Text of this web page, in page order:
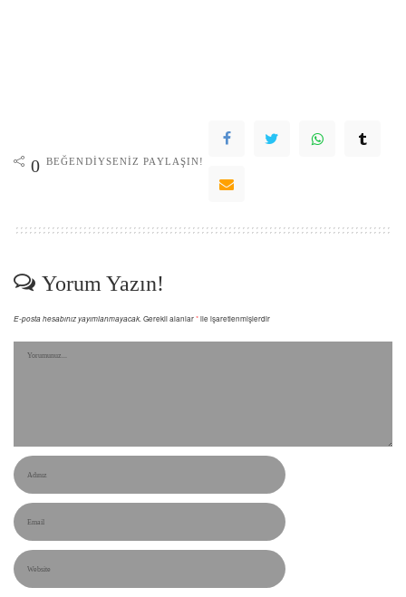
0 BEĞENDIYSENIZ PAYLAŞIN!
Yorum Yazın!
E-posta hesabınız yayımlanmayacak.Gerekli alanlar*ile işaretlenmişlerdir